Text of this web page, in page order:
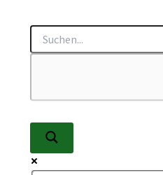
springen